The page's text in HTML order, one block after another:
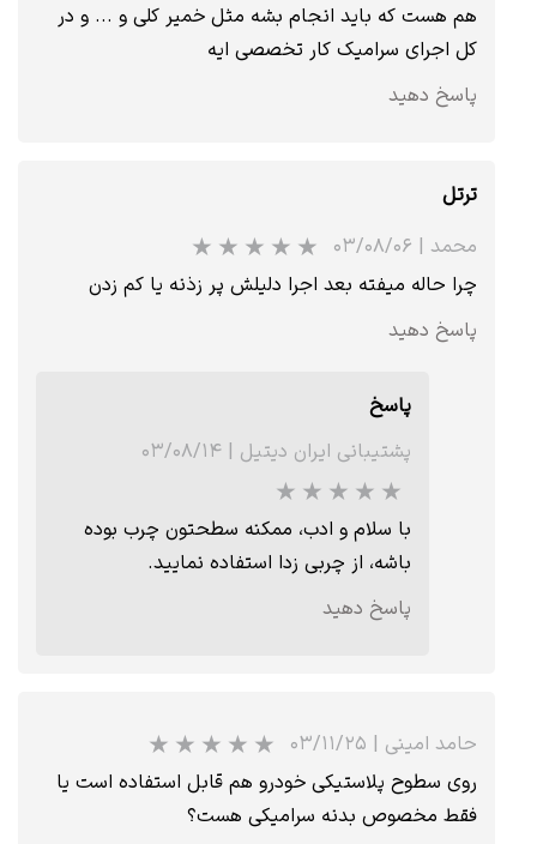
★★★★
★★★
هم هست که باید انجام بشه مثل خمیر کلی و ... و در
کل اجرای سرامیک کار تخصصی ایه
پاسخ دهید
ترتل
محمد | ۰۳/۰۸/۰۶
چرا حاله میفته بعد اجرا دلیلش پر زذنه یا کم زدن
پاسخ دهید
پاسخ
پشتیبانی ایران دیتیل | ۰۳/۰۸/۱۴
با سلام و ادب، ممکنه سطحتون چرب بوده
باشه، از چربی زدا استفاده نمایید.
پاسخ دهید
حامد امینی | ۰۳/۱۱/۲۵
روی سطوح پلاستیکی خودرو هم قابل استفاده است یا
فقط مخصوص بدنه سرامیکی هست؟